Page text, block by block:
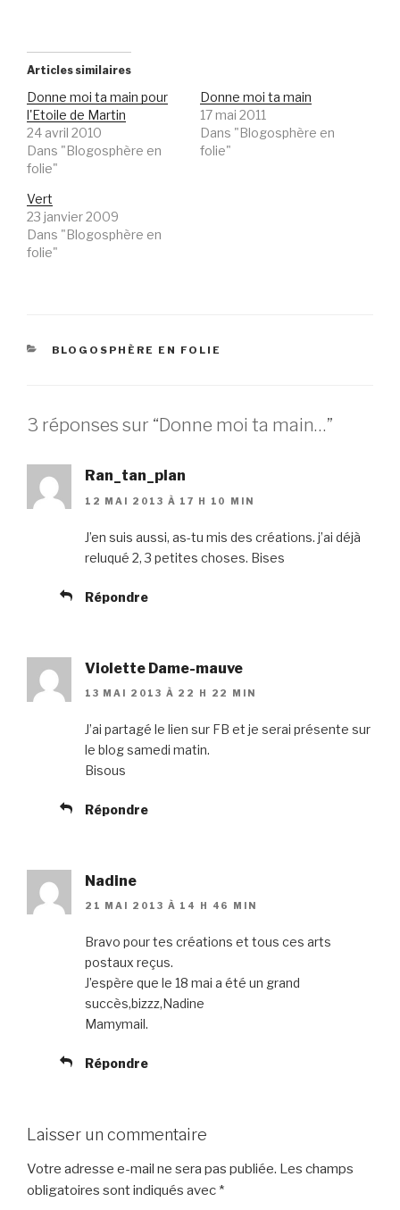
Articles similaires
Donne moi ta main pour
l'Etoile de Martin
24 avril 2010
Dans "Blogosphère en
folie"
Donne moi ta main
17 mai 2011
Dans "Blogosphère en
folie"
Vert
23 janvier 2009
Dans "Blogosphère en
folie"
CATÉGORIES
BLOGOSPHÈRE EN FOLIE
3 réponses sur “Donne moi ta main…”
Ran_tan_plan
12 MAI 2013 À 17 H 10 MIN
J’en suis aussi, as-tu mis des créations. j’ai déjà
reluqué 2, 3 petites choses. Bises
Répondre
Violette Dame-mauve
13 MAI 2013 À 22 H 22 MIN
J’ai partagé le lien sur FB et je serai présente sur
le blog samedi matin.
Bisous
Répondre
Nadine
21 MAI 2013 À 14 H 46 MIN
Bravo pour tes créations et tous ces arts
postaux reçus.
J’espère que le 18 mai a été un grand
succès,bizzz,Nadine
Mamymail.
Répondre
Laisser un commentaire
Votre adresse e-mail ne sera pas publiée. Les champs
obligatoires sont indiqués avec *